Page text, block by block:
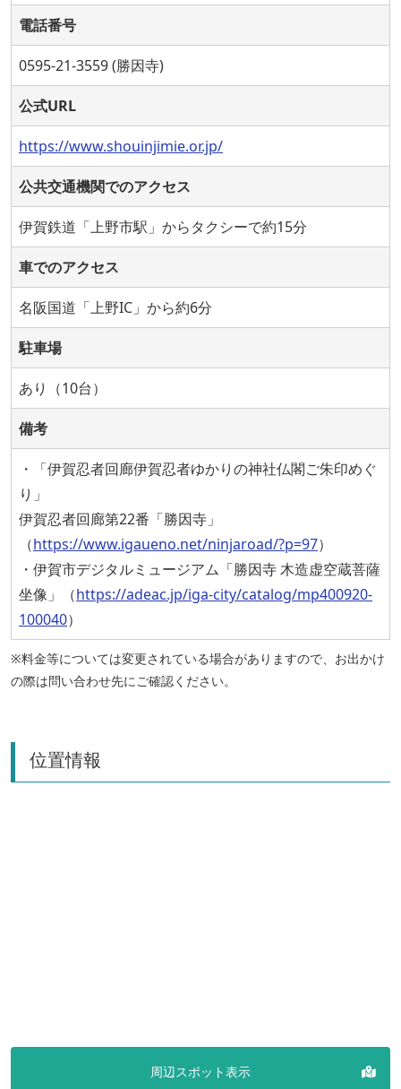
電話番号
0595-21-3559 (勝因寺)
公式URL
https://www.shouinjimie.or.jp/
公共交通機関でのアクセス
伊賀鉄道「上野市駅」からタクシーで約15分
車でのアクセス
名阪国道「上野IC」から約6分
駐車場
あり（10台）
備考
・「伊賀忍者回廊伊賀忍者ゆかりの神社仏閣ご朱印めぐ
り」
伊賀忍者回廊第22番「勝因寺」
（https://www.igaueno.net/ninjaroad/?p=97）
・伊賀市デジタルミュージアム「勝因寺 木造虚空蔵菩薩
坐像」（https://adeac.jp/iga-city/catalog/mp400920-
100040）
※料金等については変更されている場合がありますので、お出かけ
の際は問い合わせ先にご確認ください。
位置情報
周辺スポット表示